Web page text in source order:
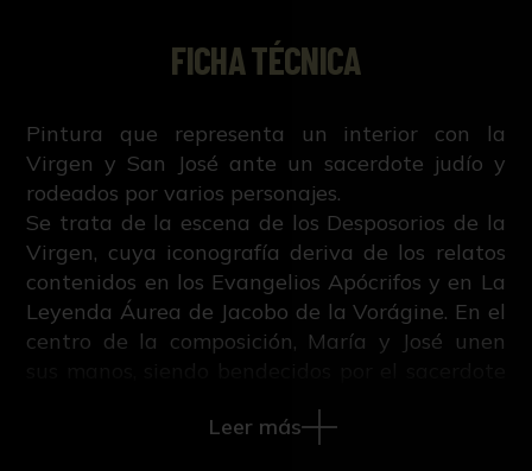
FICHA TÉCNICA
Pintura que representa un interior con la
Virgen y San José ante un sacerdote judío y
rodeados por varios personajes.
Se trata de la escena de los Desposorios de la
Virgen, cuya iconografía deriva de los relatos
contenidos en los Evangelios Apócrifos y en La
Leyenda Áurea de Jacobo de la Vorágine. En el
centro de la composición, María y José unen
vara florida, recuerdo del milagro que le
Leer más